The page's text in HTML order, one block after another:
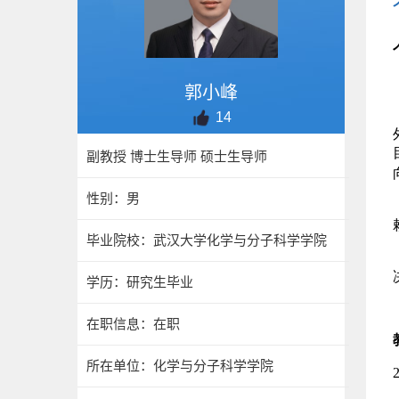
郭小峰
14
副教授 博士生导师 硕士生导师
性别：男
毕业院校：武汉大学化学与分子科学学院
学历：研究生毕业
在职信息：在职
所在单位：化学与分子科学学院